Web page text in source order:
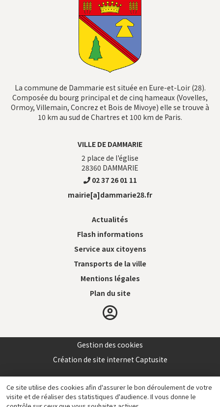
La commune de Dammarie est située en Eure-et-Loir (28).
Composée du bourg principal et de cinq hameaux (Vovelles,
Ormoy, Villemain, Concrez et Bois de Mivoye) elle se trouve à
10 km au sud de Chartres et 100 km de Paris.
VILLE DE DAMMARIE
2 place de l'église
28360 DAMMARIE
02 37 26 01 11
mairie[a]dammarie28.fr
Actualités
Flash informations
Service aux citoyens
Transports de la ville
Mentions légales
Plan du site
Gestion des cookies
Création de site internet Captusite
Ce site utilise des cookies afin d'assurer le bon déroulement de votre
visite et de réaliser des statistiques d'audience. Il vous donne le